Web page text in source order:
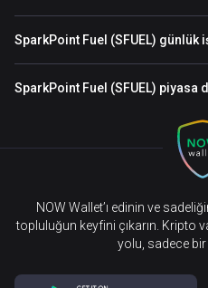
SparkPoint Fuel (SFUEL) günlük
SparkPoint Fuel (SFUEL) piyasa
NOW Wallet’ı edinin ve
topluluğun keyfini çıkarın. Kripto
yolu, sadece bir